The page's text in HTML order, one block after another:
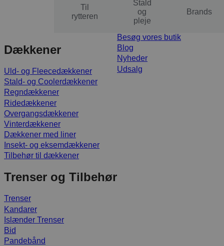
Til
rytteren
Stald
og
pleje
Brands
Dækkener
Uld- og Fleecedækkener
Stald- og Coolerdækkener
Regndækkener
Ridedækkener
Overgangsdækkener
Vinterdækkener
Dækkener med liner
Insekt- og eksemdækkener
Tilbehør til dækkener
Trenser og Tilbehør
Trenser
Kandarer
Islænder Trenser
Bid
Pandebånd
Besøg vores butik
Blog
Nyheder
Udsalg